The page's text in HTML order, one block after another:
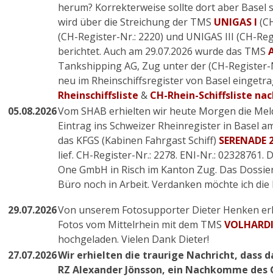
herum? Korrekterweise sollte dort aber Basel
wird über die Streichung der TMS UNIGAS I
(CH-Register-Nr.: 2220) und UNIGAS III (CH-
berichtet. Auch am 29.07.2026 wurde das TMS
Tankshipping AG, Zug unter der (CH-Register-
neu im Rheinschiffsregister von Basel
Rheinschiffsliste & CH-Rhein-Schiffsliste
05.08.2026Vom SHAB erhielten wir heute Morgen die
Eintrag ins Schweizer Rheinregister in Basel
das KFGS (Kabinen Fahrgast Schiff) SERENADE
lief. CH-Register-Nr.: 2278. ENI-Nr.:
One GmbH in Risch im Kanton Zug. Das
Büro noch in Arbeit. Verdanken möchte ich
29.07.2026Von unserem Fotosupporter Dieter Henken
Fotos vom Mittelrhein mit dem TMS
hochgeladen. Vielen Dank Dieter!
27.07.2026Wir erhielten die traurige Nachricht, dass
RZ Alexander Jönsson, ein Nachkomme